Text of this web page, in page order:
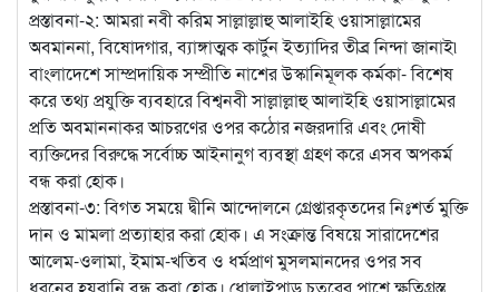
প্রস্তাবনা-২: আমরা নবী করিম সাল্লাল্লাহু আলাইহি ওয়াসাল্লামের
অবমাননা, বিষোদগার, ব্যাঙ্গাত্মক কার্টুন ইত্যাদির তীব্র নিন্দা জানাই৷
বাংলাদেশে সাম্প্রদায়িক সম্প্রীতি নাশের উস্কানিমূলক কর্মকা- বিশেষ
করে তথ্য প্রযুক্তি ব্যবহারে বিশ্বনবী সাল্লাল্লাহু আলাইহি ওয়াসাল্লামের
প্রতি অবমাননাকর আচরণের ওপর কঠোর নজরদারি এবং দোষী
ব্যক্তিদের বিরুদ্ধে সর্বোচ্চ আইনানুগ ব্যবস্থা গ্রহণ করে এসব অপকর্ম
বন্ধ করা হোক।
প্রস্তাবনা-৩: বিগত সময়ে দ্বীনি আন্দোলনে গ্রেপ্তারকৃতদের নিঃশর্ত মুক্তি
দান ও মামলা প্রত্যাহার করা হোক। এ সংক্রান্ত বিষয়ে সারাদেশের
আলেম-ওলামা, ইমাম-খতিব ও ধর্মপ্রাণ মুসলমানদের ওপর সব